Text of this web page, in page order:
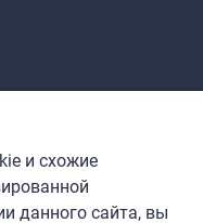
и схожие
данного сайта, вы